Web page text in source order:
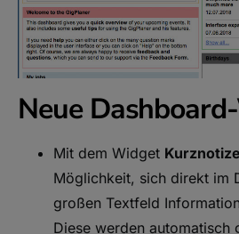
Neue
Mit dem Widget
Möglichkeit, sich direkt im
großen Textfeld
Diese werden automatisch